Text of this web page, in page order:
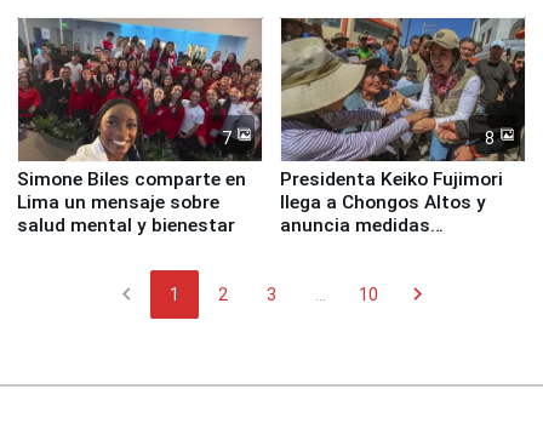
7
Simone Biles comparte en
Lima un mensaje sobre
salud mental y bienestar
8
Presidenta Keiko Fujimori
llega a Chongos Altos y
anuncia medidas
chevron_left 1 2 3 10 chevron_right